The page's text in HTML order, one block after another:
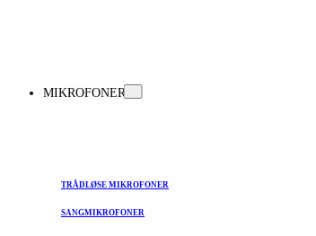
MIKROFONER
TRÅDLØSE MIKROFONER
SANGMIKROFONER